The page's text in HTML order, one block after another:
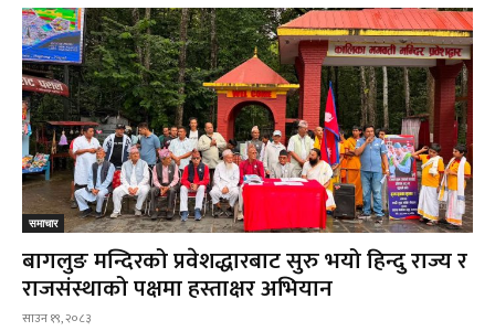
समाचार
बागलुङ मन्दिरको प्रवेशद्धारबाट सुरु भयो हिन्दु राज्य र
राजसंस्थाको पक्षमा हस्ताक्षर अभियान
साउन १९, २०८३